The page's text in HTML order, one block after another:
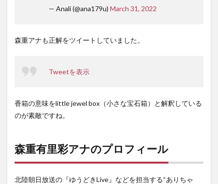
— Anali (@ana179u) March 31, 2022
森重アナも正解をツイートしていました。
Tweetを表示
香箱の意味をlittle jewel box（小さな宝石箱）と解釈している
のが素敵ですね。
森重有里彩アナのプロフィール
北陸朝日放送の『ゆうどきLive』などを担当する“ありちゃ